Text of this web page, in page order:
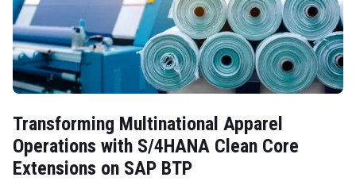
Transforming Multinational Apparel
Operations with S/4HANA Clean Core
Extensions on SAP BTP